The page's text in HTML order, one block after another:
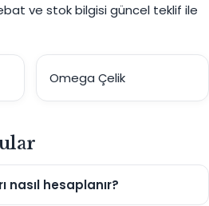
ve stok bilgisi güncel teklif ile
Omega Çelik
nasıl hesaplanır?